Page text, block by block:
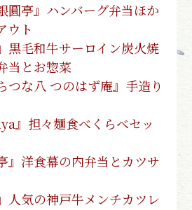
圓亭』ハンバーグ弁当ほか
ウト
黒毛和牛サーロイン炭火焼
当とお惣菜
つな八 つのはず庵』手造り
』担々麺食べくらべセッ
』洋食幕の内弁当とカツサ
人気の神戸牛メンチカツレ